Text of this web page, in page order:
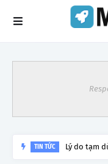
TIN TỨC Lý do tạm